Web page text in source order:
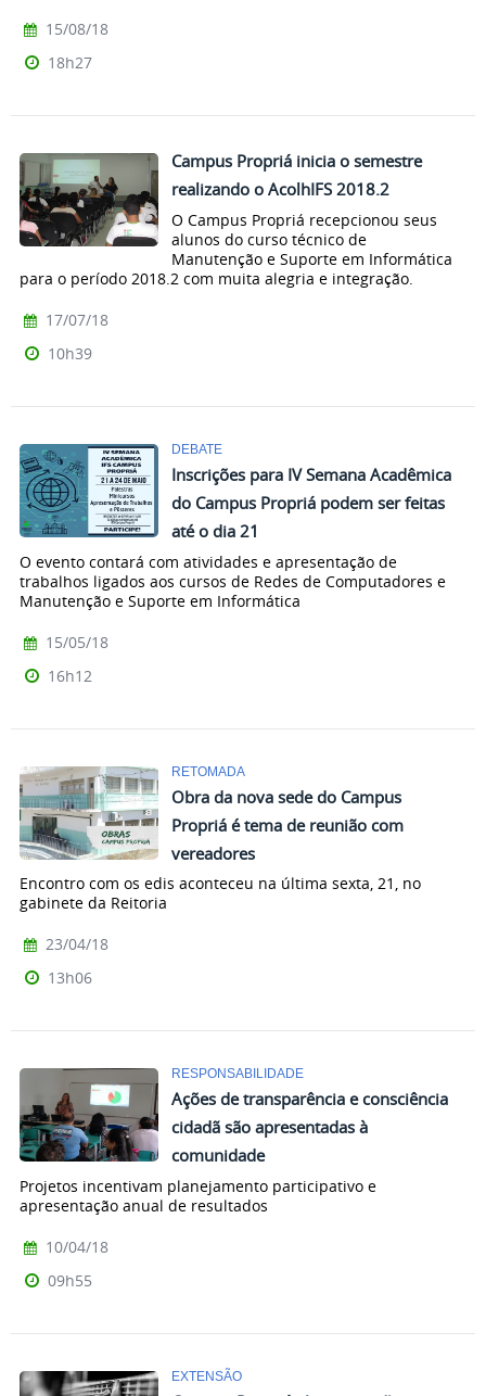
15/08/18
18h27
Campus Propriá inicia o semestre
realizando o AcolhIFS 2018.2
O Campus Propriá recepcionou seus
alunos do curso técnico de
Manutenção e Suporte em Informática
para o período 2018.2 com muita alegria e integração.
17/07/18
10h39
DEBATE
Inscrições para IV Semana Acadêmica
do Campus Propriá podem ser feitas
até o dia 21
O evento contará com atividades e apresentação de
trabalhos ligados aos cursos de Redes de Computadores e
Manutenção e Suporte em Informática
15/05/18
16h12
RETOMADA
Obra da nova sede do Campus
Propriá é tema de reunião com
vereadores
Encontro com os edis aconteceu na última sexta, 21, no
gabinete da Reitoria
23/04/18
13h06
RESPONSABILIDADE
Ações de transparência e consciência
cidadã são apresentadas à
comunidade
Projetos incentivam planejamento participativo e
apresentação anual de resultados
10/04/18
09h55
EXTENSÃO